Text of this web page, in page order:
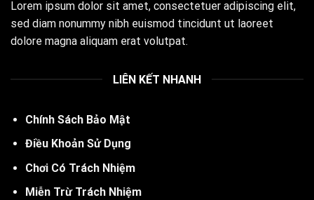
Lorem ipsum dolor sit amet, consectetuer adipiscing elit,
sed diam nonummy nibh euismod tincidunt ut laoreet
dolore magna aliquam erat volutpat.
LIÊN KẾT NHANH
Chính Sách Bảo Mật
Điều Khoản Sử Dụng
Chơi Có Trách Nhiệm
Miễn Trừ Trách Nhiệm